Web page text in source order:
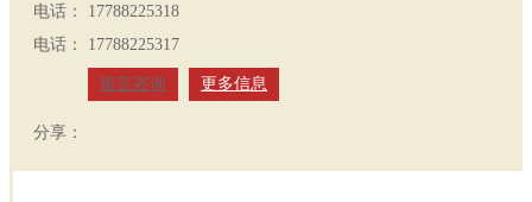
电话：
17788225318
电话：
17788225317
留言咨询 更多信息
分享：